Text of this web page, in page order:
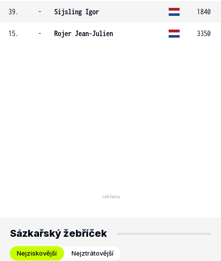
39. - Sijsling Igor 1840
15. - Rojer Jean-Julien 3350
Sázkařský žebříček
Nejziskovější Nejztrátovější